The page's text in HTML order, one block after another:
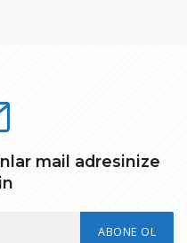
mail adresinize
ABONE OL